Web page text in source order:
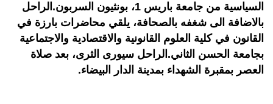
السياسية من جامعة باريس 1، بونثيون السربون.الراحل
بالاضافة الى شغفه بالصحافة، يلقي محاضرات بارزة في
القانون في كلية العلوم القانونية والاقتصادية والاجتماعية
بجامعة الحسن الثاني.الراحل سيورى الثرى، بعد صلاة
العصر بمقبرة الشهداء بمدينة الدار البيضاء.